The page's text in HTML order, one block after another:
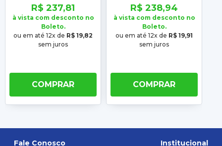
04 05 06 07 08 09 10
R$ 237,81
à vista com desconto no
Boleto.
ou em até 12x de R$ 19,82
sem juros
COMPRAR
04 05 06 07 08 09 10
R$ 238,94
à vista com desconto no
Boleto.
ou em até 12x de R$ 19,91
sem juros
COMPRAR
Fale Conosco Institucional